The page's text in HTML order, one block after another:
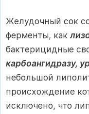
Желудочный сок
ферменты, как
бактерицидные
карбоангидразу,
небольшой
происхождение
исключено, что